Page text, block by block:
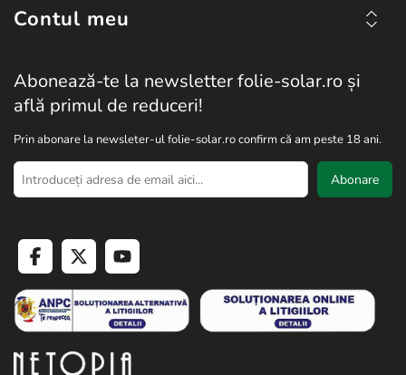
Contul meu
Abonează-te la newsletter folie-solar.ro și
află primul de reduceri!
Prin abonare la newsleter-ul folie-solar.ro confirm că am peste 18 ani.
Abonare